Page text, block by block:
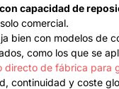
capacidad de
comercial.
bien con modelos de
como los que se
directo de fábrica para
continuidad y coste